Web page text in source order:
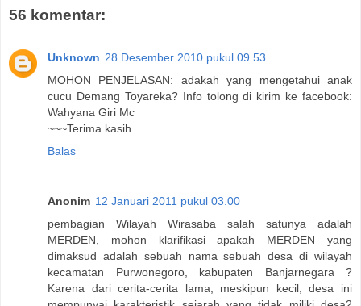
56 komentar:
Unknown 28 Desember 2010 pukul 09.53
MOHON PENJELASAN: adakah yang mengetahui anak
cucu Demang Toyareka? Info tolong di kirim ke facebook:
Wahyana Giri Mc
~~~Terima kasih.
Balas
Anonim 12 Januari 2011 pukul 03.00
pembagian Wilayah Wirasaba salah satunya adalah
MERDEN, mohon klarifikasi apakah MERDEN yang
dimaksud adalah sebuah nama sebuah desa di wilayah
kecamatan Purwonegoro, kabupaten Banjarnegara ?
Karena dari cerita-cerita lama, meskipun kecil, desa ini